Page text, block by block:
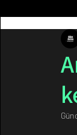
Psikoloji /